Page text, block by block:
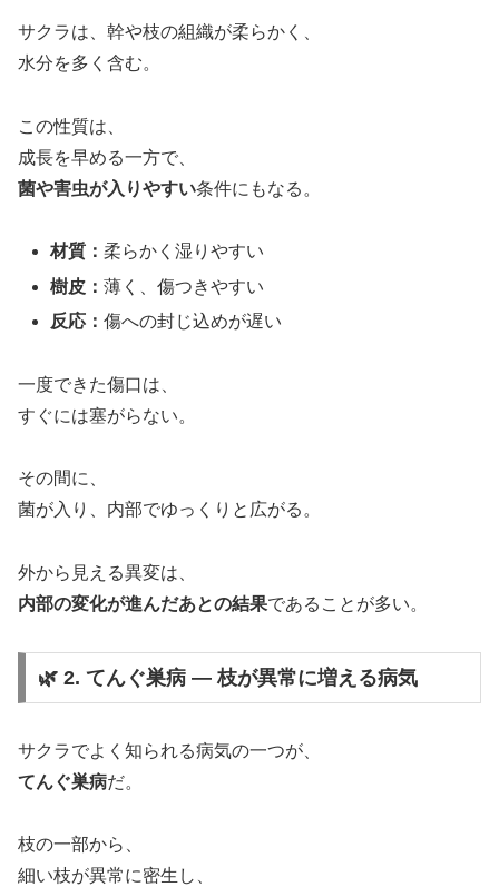
サクラは、幹や枝の組織が柔らかく、
水分を多く含む。
この性質は、
成長を早める一方で、
菌や害虫が入りやすい条件にもなる。
材質：柔らかく湿りやすい
樹皮：薄く、傷つきやすい
反応：傷への封じ込めが遅い
一度できた傷口は、
すぐには塞がらない。
その間に、
菌が入り、内部でゆっくりと広がる。
外から見える異変は、
内部の変化が進んだあとの結果であることが多い。
🌿 2. てんぐ巣病 ― 枝が異常に増える病気
サクラでよく知られる病気の一つが、
てんぐ巣病だ。
枝の一部から、
細い枝が異常に密生し、